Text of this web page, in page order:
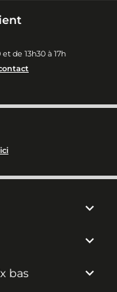
de 13h30 à 17h


bas 